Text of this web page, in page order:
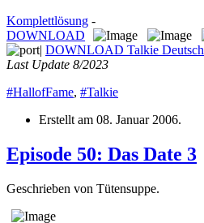
Komplettlösung -
DOWNLOAD
| DOWNLOAD Talkie Deutsch
Last Update 8/2023
#HallofFame, #Talkie
Erstellt am 08. Januar 2006.
Episode 50: Das Date 3
Geschrieben von Tütensuppe.